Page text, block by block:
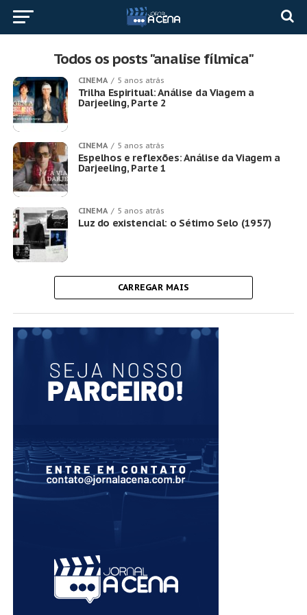
Todos os posts "analise fílmica"
CINEMA 5 anos atrás
Trilha Espiritual: Análise da Viagem a
Darjeeling, Parte 2
CINEMA 5 anos atrás
Espelhos e reflexões: Análise da Viagem a
Darjeeling, Parte 1
CINEMA 5 anos atrás
Luz do existencial: o Sétimo Selo (1957)
CARREGAR MAIS